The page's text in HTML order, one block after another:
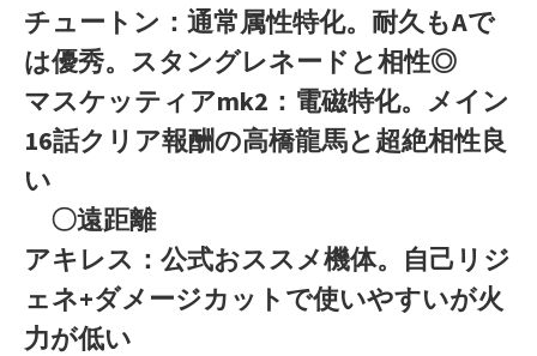
チュートン：通常属性特化。耐久もAで
は優秀。スタングレネードと相性◎
マスケッティアmk2：電磁特化。メイン
16話クリア報酬の高橋龍馬と超絶相性良
い
〇遠距離
アキレス：公式おススメ機体。自己リジ
ェネ+ダメージカットで使いやすいが火
力が低い